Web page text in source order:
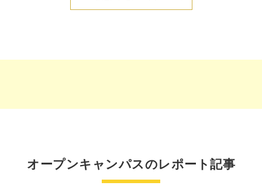
オープンキャンパスのレポート記事